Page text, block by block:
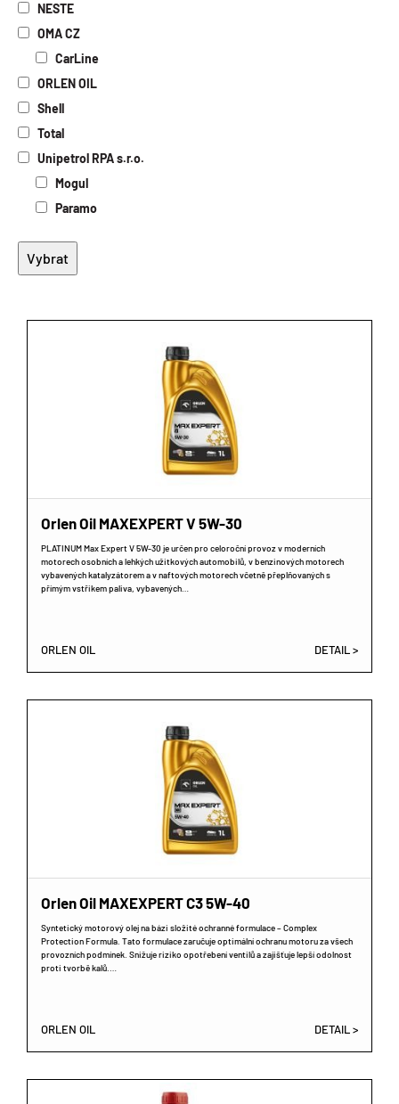
NESTE
OMA CZ
CarLine
ORLEN OIL
Shell
Total
Unipetrol RPA s.r.o.
Mogul
Paramo
Orlen Oil MAXEXPERT V 5W-30
PLATINUM Max Expert V 5W-30 je určen pro celoroční provoz v moderních
motorech osobních a lehkých užitkových automobilů, v benzinových motorech
vybavených katalyzátorem a v naftových motorech včetně přeplňovaných s
přímým vstřikem paliva, vybavených…
ORLEN OIL DETAIL >
Orlen Oil MAXEXPERT C3 5W-40
Syntetický motorový olej na bázi složité ochranné formulace – Complex
Protection Formula. Tato formulace zaručuje optimální ochranu motoru za všech
provozních podmínek. Snižuje riziko opotřebení ventilů a zajišťuje lepší odolnost
proti tvorbě kalů.…
ORLEN OIL DETAIL >